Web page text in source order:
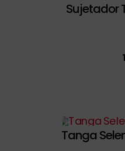
Sujetador
Tanga